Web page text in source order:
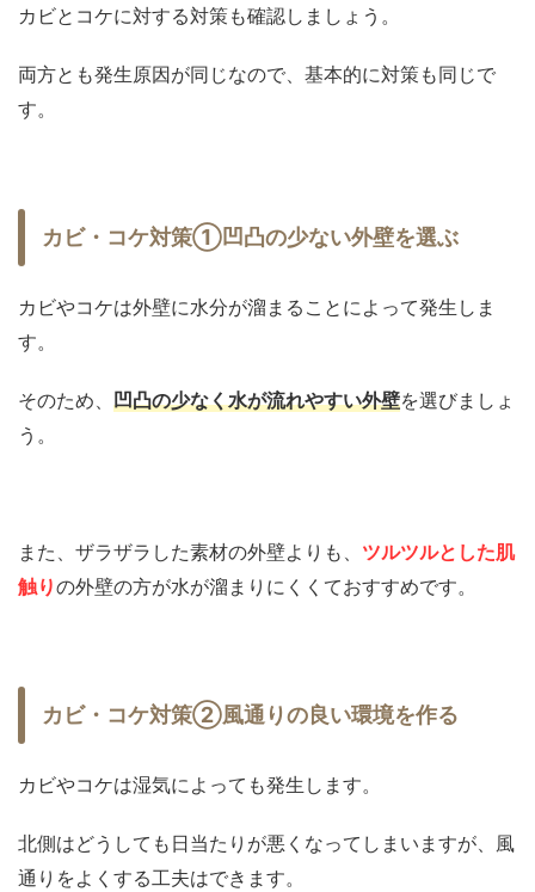
カビとコケに対する対策も確認しましょう。
両方とも発生原因が同じなので、基本的に対策も同じで
す。
カビ・コケ対策①凹凸の少ない外壁を選ぶ
カビやコケは外壁に水分が溜まることによって発生しま
す。
そのため、 凹凸の少なく水が流れやすい外壁を選びましょ
う。
また、ザラザラした素材の外壁よりも、 ツルツルとした肌
触りの外壁の方が水が溜まりにくくておすすめです。
カビ・コケ対策②風通りの良い環境を作る
カビやコケは湿気によっても発生します。
北側はどうしても日当たりが悪くなってしまいますが、風
通りをよくする工夫はできます。